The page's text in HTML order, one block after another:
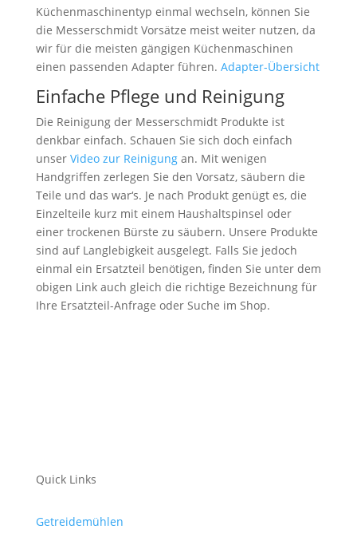
Küchenmaschinentyp einmal wechseln, können Sie
die Messerschmidt Vorsätze meist weiter nutzen, da
wir für die meisten gängigen Küchenmaschinen
einen passenden Adapter führen. Adapter-Übersicht
Einfache Pflege und Reinigung
Die Reinigung der Messerschmidt Produkte ist
denkbar einfach. Schauen Sie sich doch einfach
unser Video zur Reinigung an. Mit wenigen
Handgriffen zerlegen Sie den Vorsatz, säubern die
Teile und das war‘s. Je nach Produkt genügt es, die
Einzelteile kurz mit einem Haushaltspinsel oder
einer trockenen Bürste zu säubern. Unsere Produkte
sind auf Langlebigkeit ausgelegt. Falls Sie jedoch
einmal ein Ersatzteil benötigen, finden Sie unter dem
obigen Link auch gleich die richtige Bezeichnung für
Ihre Ersatzteil-Anfrage oder Suche im Shop.
Quick Links
Getreidemühlen